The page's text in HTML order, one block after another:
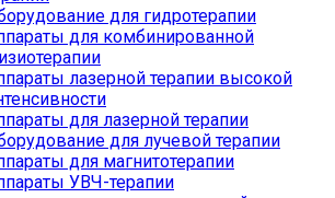
для гидротерапии
для комбинированной
лазерной терапии высокой
для лазерной терапии
для лучевой терапии
для магнитотерапии
УВЧ-терапии